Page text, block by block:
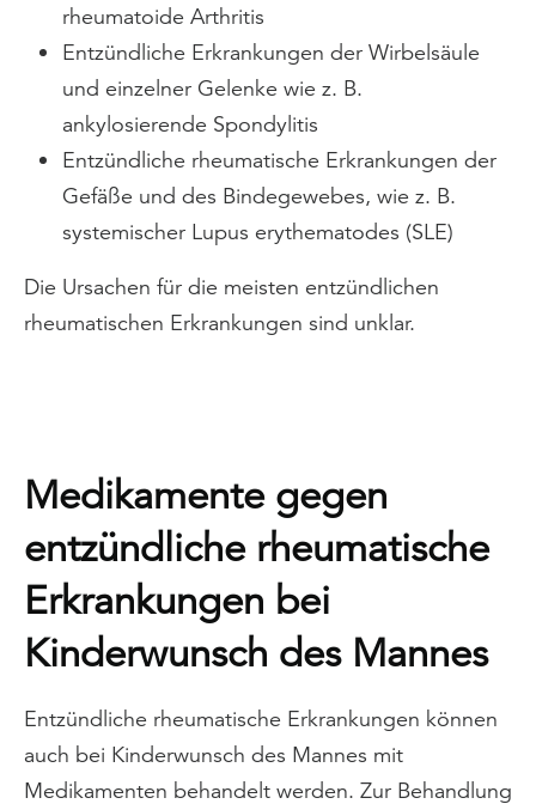
rheumatoide Arthritis
Entzündliche Erkrankungen der Wirbelsäule
und einzelner Gelenke wie z. B.
ankylosierende Spondylitis
Entzündliche rheumatische Erkrankungen der
Gefäße und des Bindegewebes, wie z. B.
systemischer Lupus erythematodes (SLE)
Die Ursachen für die meisten entzündlichen
rheumatischen Erkrankungen sind unklar.
Medikamente gegen
entzündliche rheumatische
Erkrankungen bei
Kinderwunsch des Mannes
Entzündliche rheumatische Erkrankungen können
auch bei Kinderwunsch des Mannes mit
Medikamenten behandelt werden. Zur Behandlung